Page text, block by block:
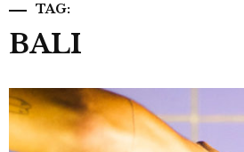
TAG:
BALI